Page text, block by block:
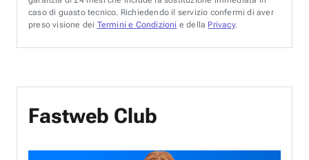
caso di guasto tecnico. Richiedendo il servizio confermi di aver
preso visione dei Termini e Condizioni e della Privacy.
Fastweb Club